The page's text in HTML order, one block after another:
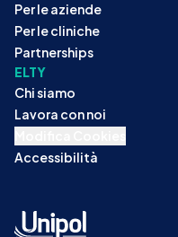
Per le aziende
Per le cliniche
Partnerships
ELTY
Chi siamo
Lavora con noi
Accessibilità